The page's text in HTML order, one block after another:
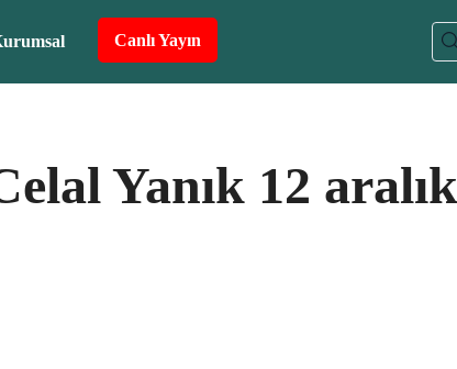
Canlı Yayın
Yanık 12 aralık